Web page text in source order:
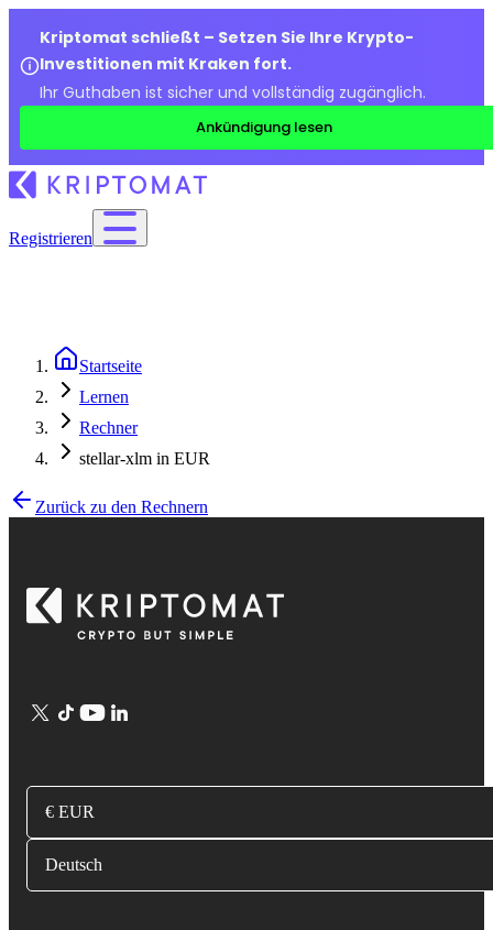
Kriptomat schließt – Setzen Sie Ihre Krypto-
Investitionen mit Kraken fort.
Ihr Guthaben ist sicher und vollständig zugänglich.
Ankündigung lesen
Registrieren
Startseite
Lernen
Rechner
stellar-xlm in EUR
Zurück zu den Rechnern
€ EUR
Deutsch